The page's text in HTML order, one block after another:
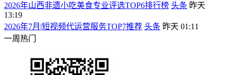
2026年山西非遗小吃美食专业评选TOP6排行榜 头条 昨天
13:19
2026年7月|短视频代运营服务TOP7推荐 头条 昨天 01:11
一周热门